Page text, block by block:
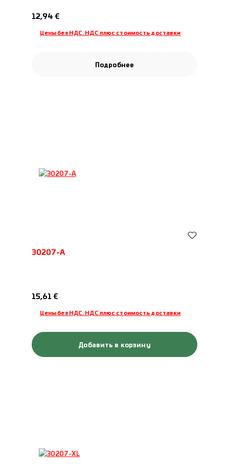
Обычная цена:
12,94 €
Цены без НДС. НДС плюс стоимость доставки
Подробнее
30207-A
Обычная цена:
15,61 €
Цены без НДС. НДС плюс стоимость доставки
Добавить в корзину